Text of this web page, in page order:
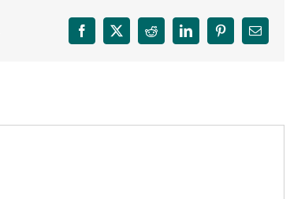
Facebook
X RedditLinkedInPinterestCorreo